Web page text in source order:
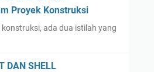
Proyek Konstruksi
ada dua istilah yang
DAN SHELL